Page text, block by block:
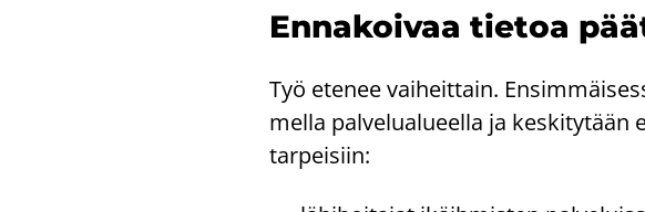
En­na­koi­vaa tie­toa
Työ ete­nee vai­heit­tain.
mel­la pal­ve­lua­lu­eel­la ja
tar­pei­siin: